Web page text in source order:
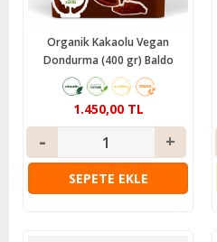
Organik Kakaolu Vegan
Dondurma (400 gr) Baldo
1.450,00 TL
SEPETE EKLE